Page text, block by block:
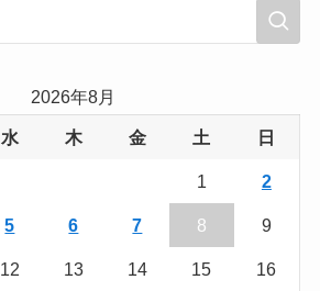
2026年8月
水 木 金 土 日
1 2
5 6 7 8 9
12 13 14 15 16